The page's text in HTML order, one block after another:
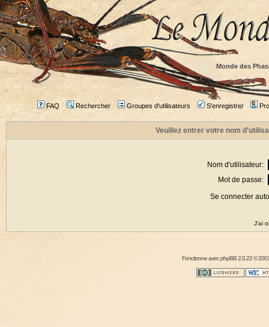
Monde des
FAQ Rechercher Groupes d'utilisateurs S'enregistrer
Veuillez entrer votre nom
Nom d'utilisateur:
Mot de passe:
Se connecter
J'ai
Fonctionne avecphpBB2.0.22 ©